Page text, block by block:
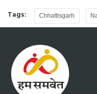
Tags: Chhattisgarh